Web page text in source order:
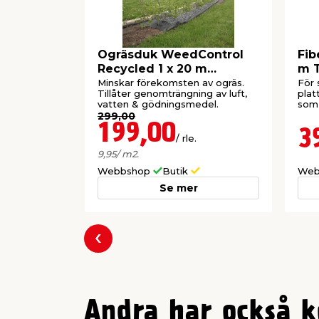
Ogräsduk WeedControl
Recycled 1 x 20 m
Fibertex
Minskar förekomsten av ogräs.
Tillåter genomträngning av luft,
vatten & gödningsmedel.
299,00
199,00/ rle.
9,95/ m2.
Webbshop
Butik
Se mer
m
För
Föregående
Andra har också